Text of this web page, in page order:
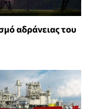
αδράνειας του